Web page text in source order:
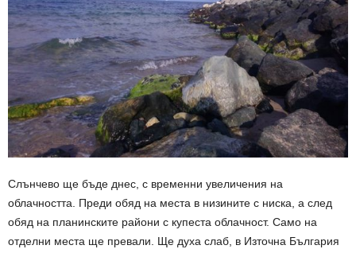
Слънчево ще бъде днес, с временни увеличения на
облачността. Преди обяд на места в низините с ниска, а след
обяд на планинските райони с купеста облачност. Само на
отделни места ще превали. Ще духа слаб, в Източна България